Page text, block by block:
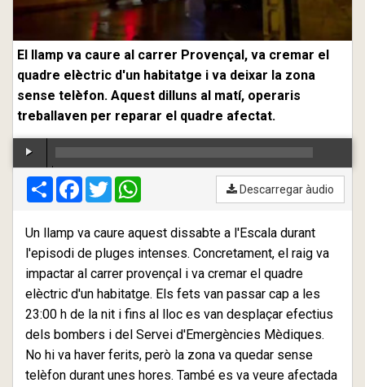
El llamp va caure al carrer Provençal, va cremar el
quadre elèctric d'un habitatge i va deixar la zona
sense telèfon. Aquest dilluns al matí, operaris
treballaven per reparar el quadre afectat.
00:00/ 00:00
CompartirFacebook
Twitter Descarregar àudio
Un llamp va caure aquest dissabte a l'Escala durant
l'episodi de pluges intenses. Concretament, el raig va
impactar al carrer provençal i va cremar el quadre
elèctric d'un habitatge. Els fets van passar cap a les
23:00 h de la nit i fins al lloc es van desplaçar efectius
dels bombers i del Servei d'Emergències Mèdiques.
No hi va haver ferits, però la zona va quedar sense
telèfon durant unes hores. També es va veure afectada